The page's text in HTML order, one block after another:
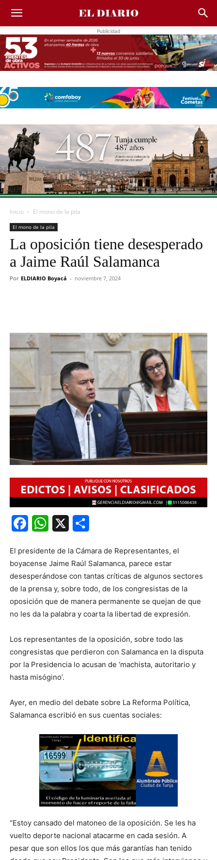
Publicidad
Inicio El mono de la pila
El mono de la pila
La oposición tiene desesperado
a Jaime Raúl Salamanca
Por ELDIARIO Boyacá - noviembre 7, 2024
FacebookWhatsApp
El presidente de la Cámara de Representantes, el
boyacense Jaime Raúl Salamanca, parece estar
desesperándose con tantas críticas de algunos sectores
de la prensa y, sobre todo, de los congresistas de la
oposición que de manera permanente se quejan de que
no les da la palabra y coarta la libertad de expresión.
Los representantes de la oposición, sobre todo las
congresistas que perdieron con Salamanca en la disputa
por la Presidencia lo acusan de ‘machista, autoritario y
hasta misógino’.
Ayer, en medio del debate sobre La Reforma Política,
Salamanca escribió en sus cuentas sociales:
“Estoy cansado del matoneo de la oposición. Se les ha
vuelto deporte nacional atacarme en cada sesión. A
pesar que son ellos los que más garantías han tenido